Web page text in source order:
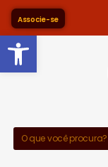
Barra
Associe-se